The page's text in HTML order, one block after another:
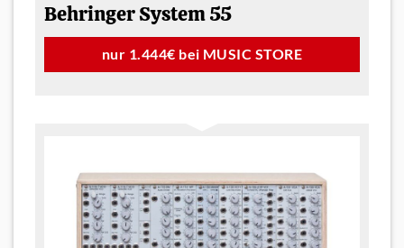
Behringer System 55
nur 1.444€ bei MUSIC STORE